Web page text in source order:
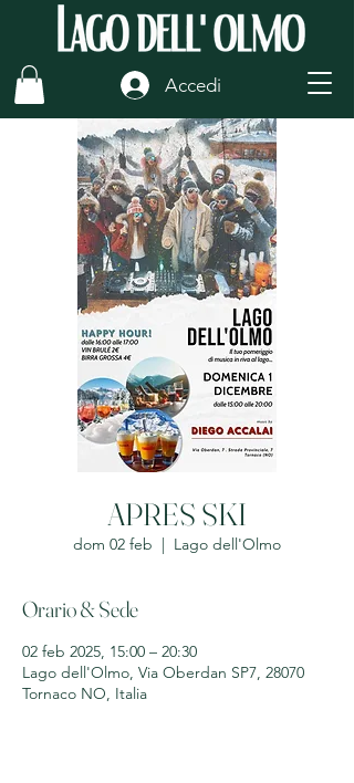
Accedi
APRES SKI
dom 02 feb
  |
Lago dell'Olmo
Orario & Sede
02 feb 2025, 15:00 – 20:30
Lago dell'Olmo, Via Oberdan SP7, 28070
Tornaco NO, Italia